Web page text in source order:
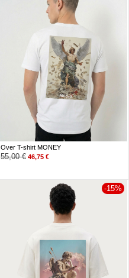
Over T-shirt MONEY
55,00€ 46,75 €
-15%